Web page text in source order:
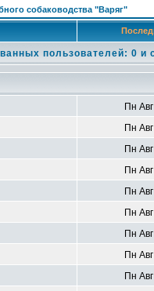
собаководства "Варяг"
пользователей: 0 и
Пн
Пн
Пн
Пн
Пн
Пн
Пн
Пн
Пн